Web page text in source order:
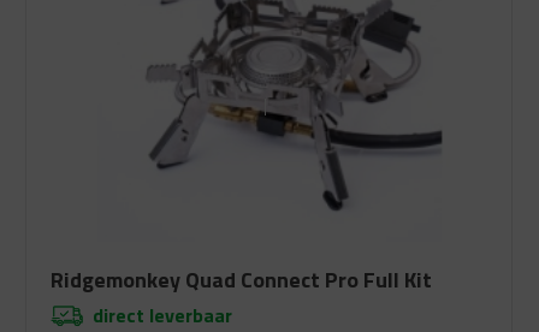
Ridgemonkey Quad Connect Pro Full Kit
direct leverbaar